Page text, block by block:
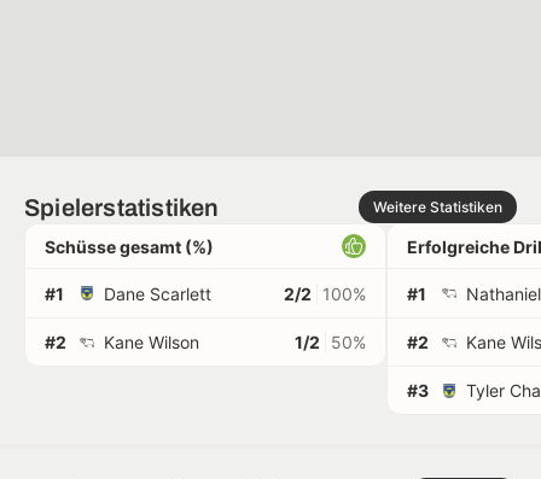
Spielerstatistiken Weitere Statistiken
Schüsse gesamt (%)
#1 Dane Scarlett 2/2 100%
#2 Kane Wilson 1/2 50%
Erfolgreiche
#1
#2 Kane
#3 Tyler